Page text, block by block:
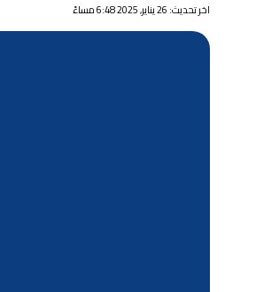
اخر تحديث: 26 يناير, 2025 6:48 مساءً